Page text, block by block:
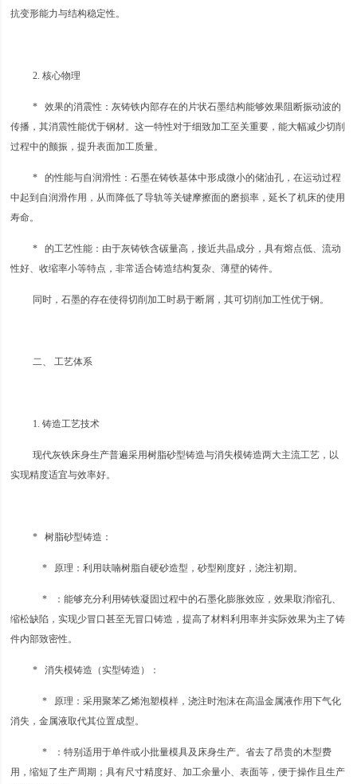
抗变形能力与结构稳定性。
2. 核心物理
* 效果的消震性：灰铸铁内部存在的片状石墨结构能够效果阻断振动波的
传播，其消震性能优于钢材。这一特性对于细致加工至关重要，能大幅减少切削
过程中的颤振，提升表面加工质量。
* 的性能与自润滑性：石墨在铸铁基体中形成微小的储油孔，在运动过程
中起到自润滑作用，从而降低了导轨等关键摩擦面的磨损率，延长了机床的使用
寿命。
* 的工艺性能：由于灰铸铁含碳量高，接近共晶成分，具有熔点低、流动
性好、收缩率小等特点，非常适合铸造结构复杂、薄壁的铸件。
同时，石墨的存在使得切削加工时易于断屑，其可切削加工性优于钢。
二、 工艺体系
1. 铸造工艺技术
现代灰铁床身生产普遍采用树脂砂型铸造与消失模铸造两大主流工艺，以
实现精度适宜与效率好。
* 树脂砂型铸造：
* 原理：利用呋喃树脂自硬砂造型，砂型刚度好，浇注初期。
* ：能够充分利用铸铁凝固过程中的石墨化膨胀效应，效果取消缩孔、
缩松缺陷，实现少冒口甚至无冒口铸造，提高了材料利用率并实际效果为主了铸
件内部致密性。
* 消失模铸造（实型铸造）：
* 原理：采用聚苯乙烯泡塑模样，浇注时泡沫在高温金属液作用下气化
消失，金属液取代其位置成型。
* ：特别适用于单件或小批量模具及床身生产。省去了昂贵的木型费
用，缩短了生产周期；具有尺寸精度好、加工余量小、表面等，便于操作且生产